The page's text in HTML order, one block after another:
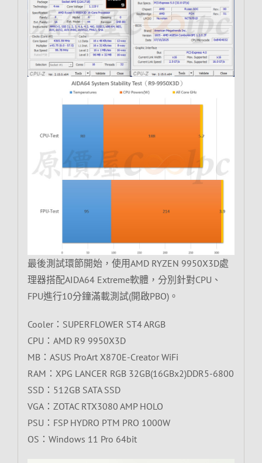
最後測試環節開始，使用AMD RYZEN 9950X3D處
理器搭配AIDA64 Extreme軟體，分別針對CPU、
FPU進行10分鐘滿載測試(開啟PBO)。
Cooler：SUPERFLOWER ST4 ARGB
CPU：AMD R9 9950X3D
MB：ASUS ProArt X870E-Creator WiFi
RAM：XPG LANCER RGB 32GB(16GBx2)DDR5-6800
SSD：512GB SATA SSD
VGA：ZOTAC RTX3080 AMP HOLO
PSU：FSP HYDRO PTM PRO 1000W
OS：Windows 11 Pro 64bit